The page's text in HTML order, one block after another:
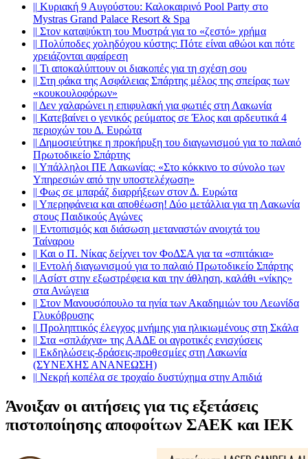
|| Κυριακή 9 Αυγούστου: Καλοκαιρινό Pool Party στο
Mystras Grand Palace Resort & Spa
|| Στον καταψύκτη του Μυστρά για το «ζεστό» χρήμα
|| Πολύποδες χοληδόχου κύστης: Πότε είναι αθώοι και πότε
χρειάζονται αφαίρεση
|| Τι αποκαλύπτουν οι διακοπές για τη σχέση σου
|| Στη φάκα της Ασφάλειας Σπάρτης μέλος της σπείρας των
«κουκουλοφόρων»
|| Δεν χαλαρώνει η επιφυλακή για φωτιές στη Λακωνία
|| Κατεβαίνει ο γενικός ρεύματος σε Έλος και αρδευτικά 4
περιοχών του Δ. Ευρώτα
|| Δημοσιεύτηκε η προκήρυξη του διαγωνισμού για το παλαιό
Πρωτοδικείο Σπάρτης
|| Υπάλληλοι ΠΕ Λακωνίας: «Στο κόκκινο το σύνολο των
Υπηρεσιών από την υποστελέχωση»
|| Φως σε μπαράζ διαρρήξεων στον Δ. Ευρώτα
|| Υπερηφάνεια και αποθέωση! Δύο μετάλλια για τη Λακωνία
στους Παιδικούς Αγώνες
|| Εντοπισμός και διάσωση μεταναστών ανοιχτά του
Ταίναρου
|| Και ο Π. Νίκας δείχνει τον ΦοΔΣΑ για τα «σπιτάκια»
|| Εντολή διαγωνισμού για το παλαιό Πρωτοδικείο Σπάρτης
|| Ασίστ στην εξωστρέφεια και την άθληση, καλάθι «νίκης»
στα Ανώγεια
|| Στον Μανουσόπουλο τα ηνία των Ακαδημιών του Λεωνίδα
Γλυκόβρυσης
|| Προληπτικός έλεγχος μνήμης για ηλικιωμένους στη Σκάλα
|| Στα «σπλάχνα» της ΑΑΔΕ οι αγροτικές ενισχύσεις
|| Εκδηλώσεις-δράσεις-προθεσμίες στη Λακωνία
(ΣΥΝΕΧΗΣ ΑΝΑΝΕΩΣΗ)
|| Νεκρή κοπέλα σε τροχαίο δυστύχημα στην Απιδιά
Άνοιξαν οι αιτήσεις για τις εξετάσεις
πιστοποίησης αποφοίτων ΣΑΕΚ και ΙΕΚ